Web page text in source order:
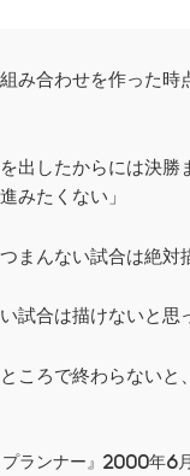
み合わせを作った時
出したからには決勝
みたくない」
まんない試合は絶対
試合は描けないと思
ころで終わらないと
プランナー』2000年6